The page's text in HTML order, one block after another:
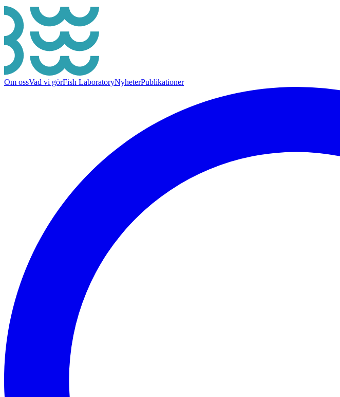
Om ossVad vi görFish LaboratoryNyheterPublikationer